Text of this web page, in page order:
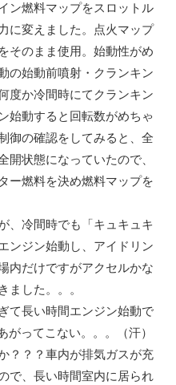
ン燃料マップをスロットル
に変えました。点火マップ
そのまま使用。始動性がめ
の始動前噴射・クランキン
度か冷間時にてクランキン
始動すると回転数がめちゃ
御の確認をしてみると、全
開状態になっていたので、
ー燃料を決め燃料マップを
、冷間時でも「キュキュキ
ンジン始動し、アイドリン
内だけですがアクセルかな
ました。。。
て長い時間エンジン始動で
ってこない。。。（汗）
？？？車内が排気ガスが充
で、長い時間室内に居られ